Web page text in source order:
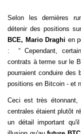
Selon les dernières
détenir des positions
BCE, Mario Draghi en
:
“ Cependant,
contrats à terme sur le
pourraient conduire des
positions en Bitcoin - et
Ceci est très étonnant,
centrales étaient plutôt
un détail important